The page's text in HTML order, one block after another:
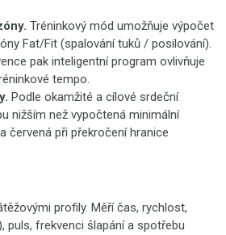
Tréninkový mód umožňuje výpočet
Fat/Fit (spalování tuků / posilování).
pak inteligentní program ovlivňuje
tempo.
Podle okamžité a cílové srdeční
nižším než vypočtená minimální
červená při překročení hranice
profily. Měří čas, rychlost,
frekvenci šlapání a spotřebu